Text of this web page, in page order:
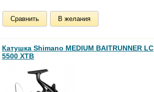
Сравнить В желания
Катушка Shimano MEDIUM BAITRUNNER LC
5500 XTB